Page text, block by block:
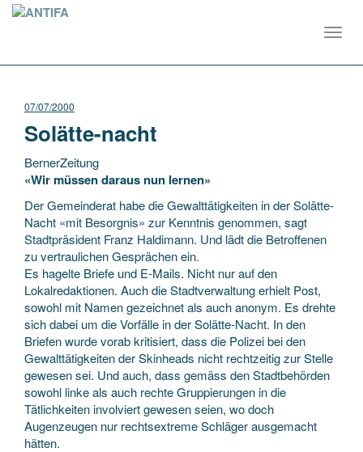
07/07/2000
Solätte-nacht
BernerZeitung
«Wir müssen daraus nun lernen»
Der Gemeinderat habe die Gewalttätigkeiten in der Solätte-
Nacht «mit Besorgnis» zur Kenntnis genommen, sagt
Stadtpräsident Franz Haldimann. Und lädt die Betroffenen
zu vertraulichen Gesprächen ein.
Es hagelte Briefe und E-Mails. Nicht nur auf den
Lokalredaktionen. Auch die Stadtverwaltung erhielt Post,
sowohl mit Namen gezeichnet als auch anonym. Es drehte
sich dabei um die Vorfälle in der Solätte-Nacht. In den
Briefen wurde vorab kritisiert, dass die Polizei bei den
Gewalttätigkeiten der Skinheads nicht rechtzeitig zur Stelle
gewesen sei. Und auch, dass gemäss den Stadtbehörden
sowohl linke als auch rechte Gruppierungen in die
Tätlichkeiten involviert gewesen seien, wo doch
Augenzeugen nur rechtsextreme Schläger ausgemacht
hätten.